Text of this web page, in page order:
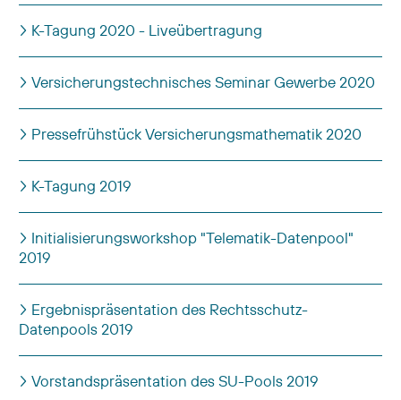
K-Tagung 2020 - Liveübertragung
Versicherungstechnisches Seminar Gewerbe 2020
Pressefrühstück Versicherungsmathematik 2020
K-Tagung 2019
Initialisierungsworkshop "Telematik-Datenpool"
2019
Ergebnispräsentation des Rechtsschutz-
Datenpools 2019
Vorstandspräsentation des SU-Pools 2019